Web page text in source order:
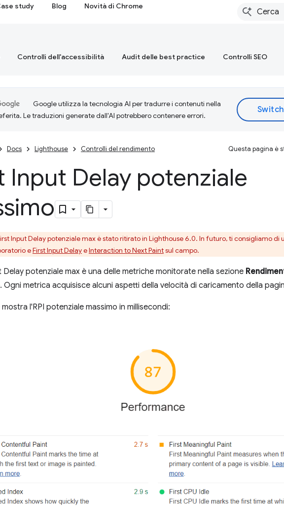
study Blog Novità di Chrome
Controlli dell'accessibilità Audit delle best practice Controlli SEO
Google utilizza la tecnologia AI per tradurre i contenuti nella
Le traduzioni generate dall'AI potrebbero contenere errori.
Docs Lighthouse Controlli del rendimento Questa pagina è
Input Delay potenziale
Input Delay potenziale max è stato ritirato in Lighthouse 6.0. In futuro, ti consigliamo di
eFirst Input DelayeInteraction to Next Paintsul campo.
Delay potenziale max è una delle metriche monitorate nella sezione
Ogni metrica acquisisce alcuni aspetti della velocità di caricamento della
l'RPI potenziale massimo in millisecondi: